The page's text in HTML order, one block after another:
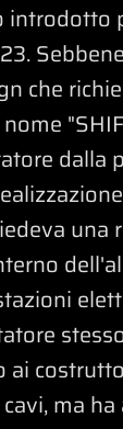
introdotto
che
dalla
una
ma